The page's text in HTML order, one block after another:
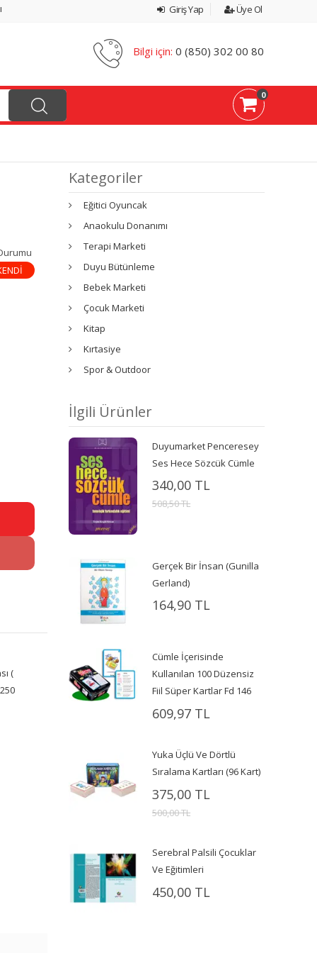
Giriş Yap Üye Ol
Bilgi için: 0 (850) 302 00 80
0
(
Kategoriler
Eğitici Oyuncak
Anaokulu Donanımı
Terapi Marketi
Duyu Bütünleme
Bebek Marketi
Çocuk Marketi
Kitap
Kırtasiye
Spor & Outdoor
İlgili Ürünler
Duyumarket Penceresey
Ses Hece Sözcük Cümle
340,00 TL
508,50 TL
Gerçek Bir İnsan (Gunilla
Gerland)
164,90 TL
Cümle İçerisinde
Kullanılan 100 Düzensiz
Fiil Süper Kartlar Fd 146
609,97 TL
Yuka Üçlü Ve Dörtlü
Sıralama Kartları (96 Kart)
375,00 TL
500,00 TL
Serebral Palsili Çocuklar
Ve Eğitimleri
450,00 TL